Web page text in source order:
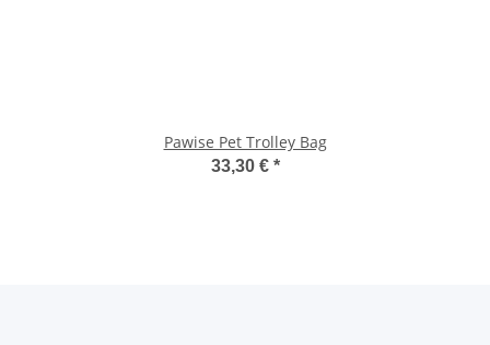
Pawise Pet Trolley Bag
33,30 € *